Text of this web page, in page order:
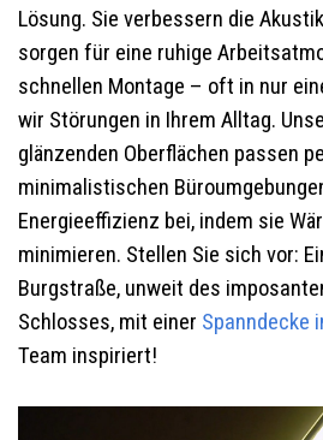
Lösung. Sie verbessern die
sorgen für eine ruhige
schnellen Montage – oft in nur
wir Störungen in Ihrem Alltag.
glänzenden Oberflächen passen
minimalistischen
Energieeffizienz bei, indem sie
minimieren. Stellen Sie sich vor:
Burgstraße, unweit des
Schlosses, mit einer Spanndecke
Team inspiriert!